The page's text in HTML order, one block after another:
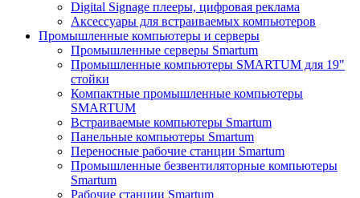
Digital Signage плееры, цифровая реклама
Аксессуары для встраиваемых компьютеров
Промышленные компьютеры и серверы
Промышленные серверы Smartum
Промышленные компьютеры SMARTUM для 19"
стойки
Компактные промышленные компьютеры
SMARTUM
Встраиваемые компьютеры Smartum
Панельные компьютеры Smartum
Переносные рабочие станции Smartum
Промышленные безвентиляторные компьютеры
Smartum
Рабочие станции Smartum